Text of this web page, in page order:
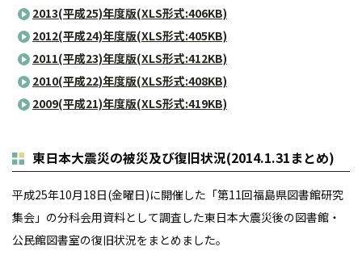
2013(平成25)年度版(XLS形式:406KB)
2012(平成24)年度版(XLS形式:405KB)
2011(平成23)年度版(XLS形式:412KB)
2010(平成22)年度版(XLS形式:408KB)
2009(平成21)年度版(XLS形式:419KB)
東日本大震災の被災及び復旧状況(2014.1.31まとめ)
平成25年10月18日(金曜日)に開催した「第11回福島県図書館研究
集会」の分科会用資料として調査した東日本大震災後の図書館・
公民館図書室の復旧状況をまとめました。